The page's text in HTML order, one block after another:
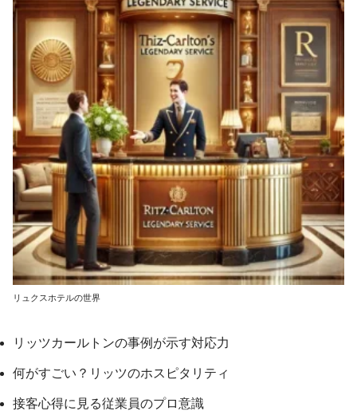
リュクスホテルの世界
リッツカールトンの事例が示す対応力
何がすごい？リッツのホスピタリティ
接客心得に見る従業員のプロ意識